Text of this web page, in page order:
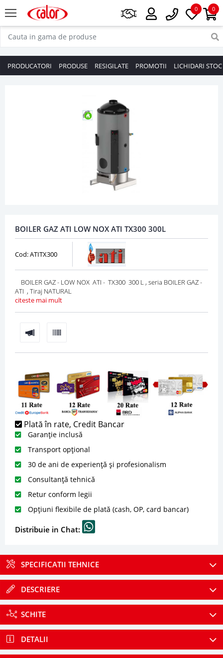
0
0
PRODUCATORI PRODUSE RESIGILATE PROMOTII LICHIDARI STOC
BOILER GAZ ATI LOW NOX ATI TX300 300L
Cod: ATITX300
BOILER GAZ - LOW NOX ATI - TX300 300 L , seria BOILER GAZ -
ATI , Tiraj NATURAL
citeste mai mult
Plată în rate, Credit Bancar
Garanție inclusă
Transport opțional
30 de ani de experiență și profesionalism
Consultanță tehnică
Retur conform legii
Opțiuni flexibile de plată (cash, OP, card bancar)
Distribuie in Chat:
SPECIFICATII TEHNICE
DESCRIERE
SCHITE
DETALII